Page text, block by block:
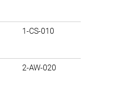
1-CS-010
2-AW-020